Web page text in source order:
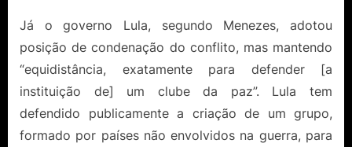
Já o governo Lula, segundo Menezes, adotou
posição de condenação do conflito, mas mantendo
“equidistância, exatamente para defender [a
instituição de] um clube da paz”. Lula tem
defendido publicamente a criação de um grupo,
formado por países não envolvidos na guerra, para